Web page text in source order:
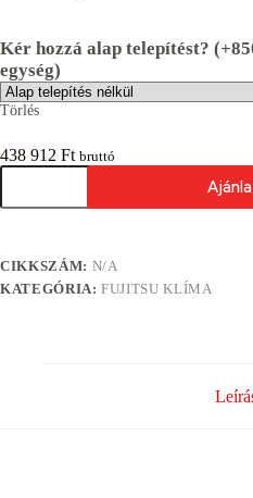
Kér hozzá alap telepítést?
egység)
Törlés
438 912 Ft bruttó
FUJITSU
Airtsage
KMCG/AOEH
07
t
e
CIKKSZÁM: N/A
KATEGÓRIA:FUJITSU KLÍMA